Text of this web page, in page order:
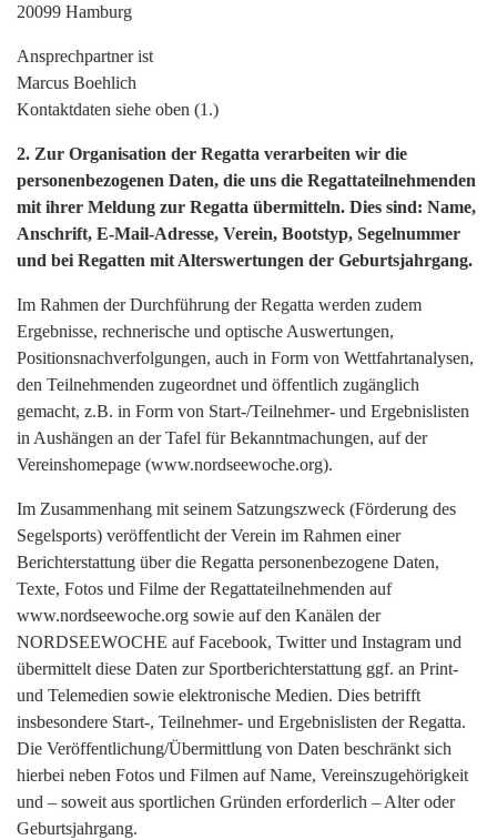
20099 Hamburg
Ansprechpartner ist
Marcus Boehlich
Kontaktdaten siehe oben (1.)
2. Zur Organisation der Regatta verarbeiten wir die
personenbezogenen Daten, die uns die Regattateilnehmenden
mit ihrer Meldung zur Regatta übermitteln. Dies sind: Name,
Anschrift, E-Mail-Adresse, Verein, Bootstyp, Segelnummer
und bei Regatten mit Alterswertungen der Geburtsjahrgang.
Im Rahmen der Durchführung der Regatta werden zudem
Ergebnisse, rechnerische und optische Auswertungen,
Positionsnachverfolgungen, auch in Form von Wettfahrtanalysen,
den Teilnehmenden zugeordnet und öffentlich zugänglich
gemacht, z.B. in Form von Start-/Teilnehmer- und Ergebnislisten
in Aushängen an der Tafel für Bekanntmachungen, auf der
Vereinshomepage (www.nordseewoche.org).
Im Zusammenhang mit seinem Satzungszweck (Förderung des
Segelsports) veröffentlicht der Verein im Rahmen einer
Berichterstattung über die Regatta personenbezogene Daten,
Texte, Fotos und Filme der Regattateilnehmenden auf
www.nordseewoche.org sowie auf den Kanälen der
NORDSEEWOCHE auf Facebook, Twitter und Instagram und
übermittelt diese Daten zur Sportberichterstattung ggf. an Print-
und Telemedien sowie elektronische Medien. Dies betrifft
insbesondere Start-, Teilnehmer- und Ergebnislisten der Regatta.
Die Veröffentlichung/Übermittlung von Daten beschränkt sich
hierbei neben Fotos und Filmen auf Name, Vereinszugehörigkeit
und – soweit aus sportlichen Gründen erforderlich – Alter oder
Geburtsjahrgang.